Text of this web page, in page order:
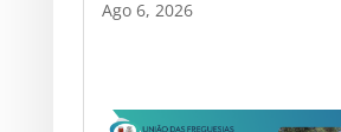
Ago 6, 2026